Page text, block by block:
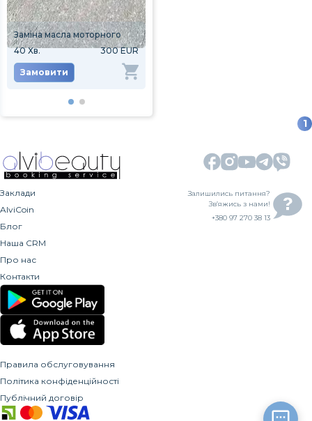
Заміна масла моторного
40 Хв. 300 EUR
Замовити
1
Заклади
AlviCoin
Блог
Наша CRM
Про нас
Контакти
Залишились питання?
Зв’яжись з нами!
+380 97 270 38 13
Правила обслуговування
Політика конфіденційності
Публічний договір